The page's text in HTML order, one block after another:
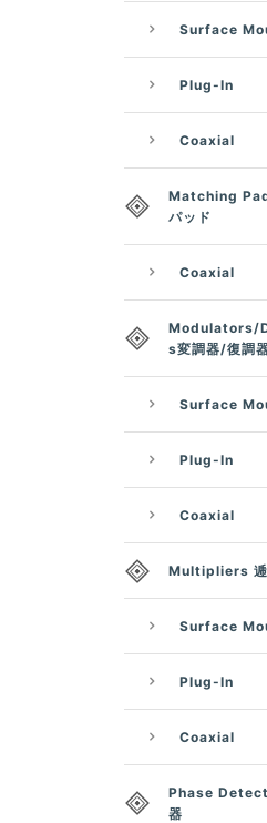
Surface
Plug-In
Coaxial
Matching
パッド
Coaxial
Modulators/
s変調器/復調
Surface
Plug-In
Coaxial
Multipliers 逓
Surface
Plug-In
Coaxial
Phase
器